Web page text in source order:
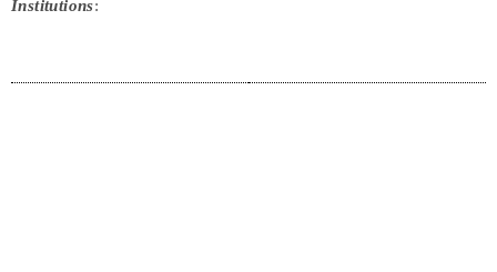
Institutions: